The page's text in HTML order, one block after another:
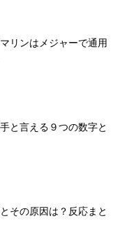
リンはメジャーで通用
と言える９つの数字と
その原因は？反応まと